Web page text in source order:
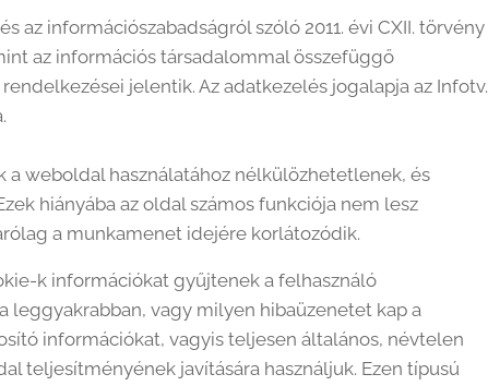
információszabadságról szóló 2011. évi CXII. törvény
az információs társadalommal összefüggő
jelentik. Az adatkezelés jogalapja az Infotv.
a weboldal használatához nélkülözhetetlenek, és
hiányába az oldal számos funkciója nem lesz
a munkamenet idejére korlátozódik.
k információkat gyűjtenek a felhasználó
vagy milyen hibaüzenetet kap a
információkat, vagyis teljesen általános, névtelen
teljesítményének javítására használjuk. Ezen típusú